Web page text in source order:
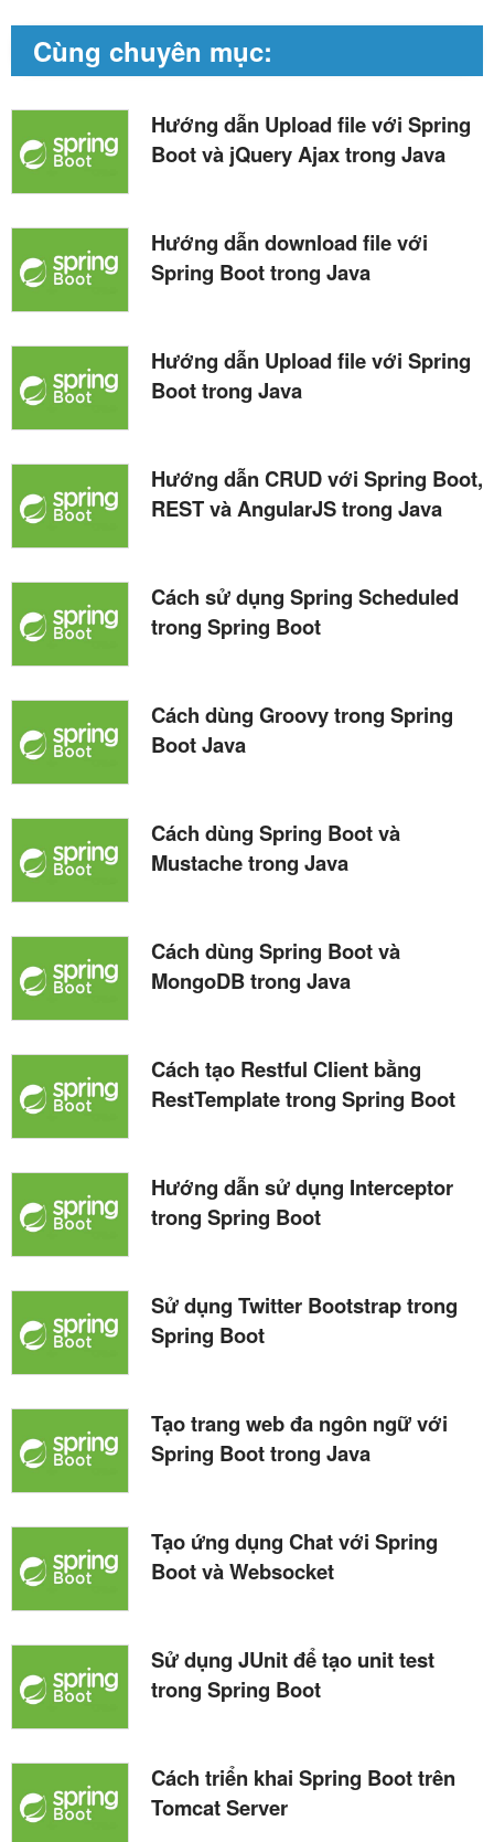
Cùng chuyên mục:
Hướng dẫn Upload file với Spring
Boot và jQuery Ajax trong Java
Hướng dẫn download file với
Spring Boot trong Java
Hướng dẫn Upload file với Spring
Boot trong Java
Hướng dẫn CRUD với Spring Boot,
REST và AngularJS trong Java
Cách sử dụng Spring Scheduled
trong Spring Boot
Cách dùng Groovy trong Spring
Boot Java
Cách dùng Spring Boot và
Mustache trong Java
Cách dùng Spring Boot và
MongoDB trong Java
Cách tạo Restful Client bằng
RestTemplate trong Spring Boot
Hướng dẫn sử dụng Interceptor
trong Spring Boot
Sử dụng Twitter Bootstrap trong
Spring Boot
Tạo trang web đa ngôn ngữ với
Spring Boot trong Java
Tạo ứng dụng Chat với Spring
Boot và Websocket
Sử dụng JUnit để tạo unit test
trong Spring Boot
Cách triển khai Spring Boot trên
Tomcat Server